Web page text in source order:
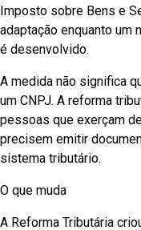
Imposto sobre Bens e
adaptação enquanto
é desenvolvido.
A medida não significa
um CNPJ. A reforma
pessoas que exerçam
precisem emitir
sistema tributário.
O que muda
A Reforma Tributária